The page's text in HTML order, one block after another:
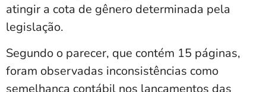
atingir a cota de gênero determinada pela
legislação.
Segundo o parecer, que contém 15 páginas,
foram observadas inconsistências como